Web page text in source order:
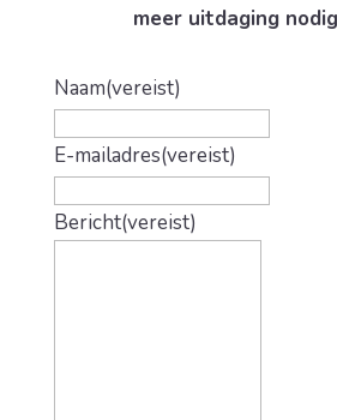
meer uitdaging
Naam(vereist)
E-mailadres(vereist)
Bericht(vereist)